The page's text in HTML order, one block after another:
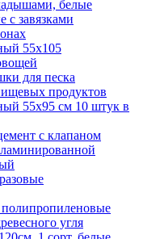
белые
завязками
55х105
для песка
продуктов
55x95 см 10 штук в
с клапаном
угля